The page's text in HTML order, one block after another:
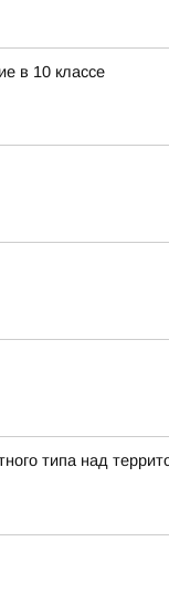
в 10 классе
типа над